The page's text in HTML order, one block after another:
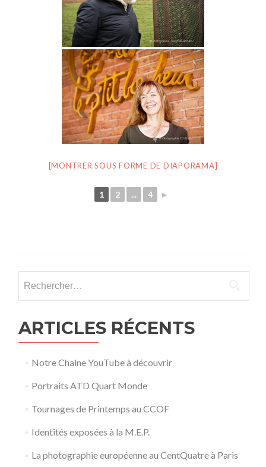
[MONTRER SOUS FORME DE DIAPORAMA]
1 2 ... 4 ►
ARTICLES RÉCENTS
Notre Chaine YouTube à découvrir
Portraits ATD Quart Monde
Tournages de Printemps au CCOF
Identités exposées à la M.E.P.
La photographie européenne au CentQuatre à Paris